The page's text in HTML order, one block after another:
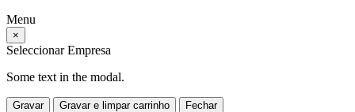
Menu
×
Seleccionar Empresa
Some text in the modal.
Gravar Gravar e limpar carrinho Fechar